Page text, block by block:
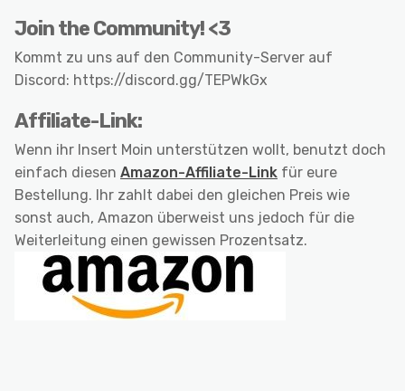
Join the Community! <3
Kommt zu uns auf den Community-Server auf
Discord: https://discord.gg/TEPWkGx
Affiliate-Link:
Wenn ihr Insert Moin unterstützen wollt, benutzt doch
einfach diesen Amazon-Affiliate-Link für eure
Bestellung. Ihr zahlt dabei den gleichen Preis wie
sonst auch, Amazon überweist uns jedoch für die
Weiterleitung einen gewissen Prozentsatz.